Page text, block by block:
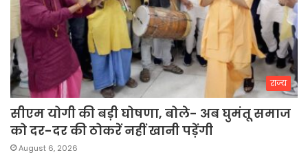
राज्य
सीएम योगी की बड़ी घोषणा, बोले- अब घुमंतू समाज
को दर-दर की ठोकरें नहीं खानी पड़ेंगी
August 6, 2026